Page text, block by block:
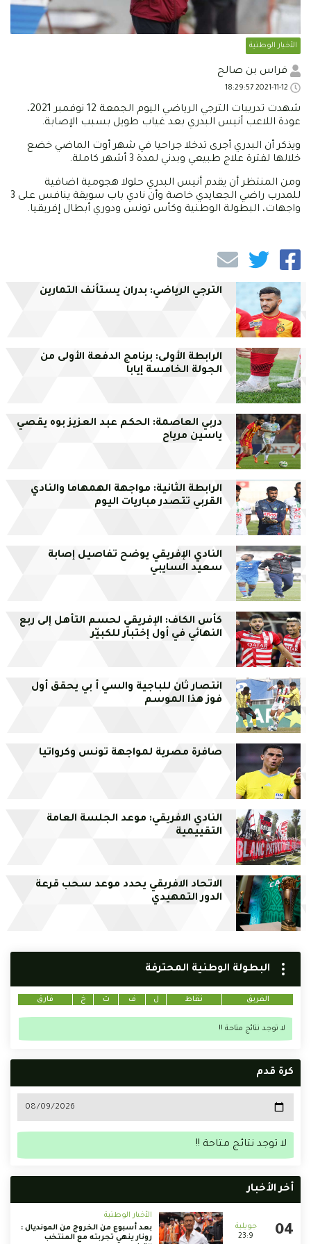
الأخبار الوطنية
فراس بن صالح
شهدت تدريبات الترجي الرياضي اليوم الجمعة 12 نوفمبر 2021،
عودة اللاعب أنيس البدري بعد غياب طويل بسبب الإصابة.
ويذكر أن البدري أجرى تدخلا جراحيا في شهر أوت الماضي خضع
خلالها لفترة علاج طبيعي وبدني لمدة 3 أشهر كاملة.
ومن المنتظر أن يقدم أنيس البدري حلولا هجومية اضافية
للمدرب راضي الجعايدي خاصة وأن نادي باب سويقة ينافس على 3
واجهات، البطولة الوطنية وكأس تونس ودوري أبطال إفريقيا.
الترجي الرياضي: بدران يستأنف التمارين
الرابطة الأولى: برنامج الدفعة الأولى من
الجولة الخامسة إيابا
دربي العاصمة: الحكم عبد العزيز بوه يقصي
ياسين مرياح
الرابطة الثانية: مواجهة الهمهاما والنادي
القربي تتصدر مباريات اليوم
النادي الإفريقي يوضح تفاصيل إصابة
سعيد السايبي
كأس الكاف: الإفريقي لحسم التأهل إلى ربع
النهائي في أول إختبار للكبيّر
انتصار ثان للباجية والسي أ بي يحقق أول
فوز هذا الموسم
صافرة مصرية لمواجهة تونس وكرواتيا
النادي الافريقي: موعد الجلسة العامة
التقييمية
الاتحاد الافريقي يحدد موعد سحب قرعة
الدور التمهيدي
البطولة الوطنية المحترفة
الفريق نقاط ل ف ت خ فارق
لا توجد نتائج متاحة !!
كرة قدم
لا توجد نتائج متاحة !!
أخر الأخبار
23:9
الأخبار الوطنية
بعد أسبوع من الخروج من المونديال :
رونار ينهي تجربته مع المنتخب